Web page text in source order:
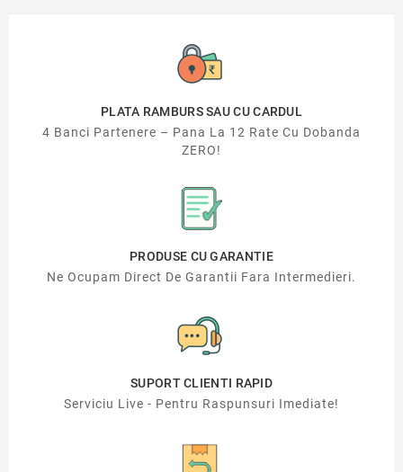
PLATA RAMBURS SAU CU CARDUL
4 Banci Partenere – Pana La 12 Rate Cu Dobanda
ZERO!
PRODUSE CU GARANTIE
Ne Ocupam Direct De Garantii Fara Intermedieri.
SUPORT CLIENTI RAPID
Serviciu Live - Pentru Raspunsuri Imediate!